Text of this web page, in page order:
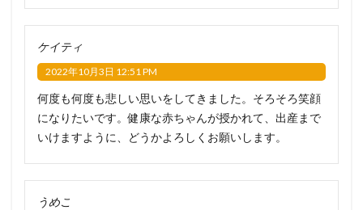
ケイティ
2022年10月3日 12:51 PM
何度も何度も悲しい思いをしてきました。そろそろ笑顔
になりたいです。健康な赤ちゃんが授かれて、出産まで
いけますように、どうかよろしくお願いします。
うめこ